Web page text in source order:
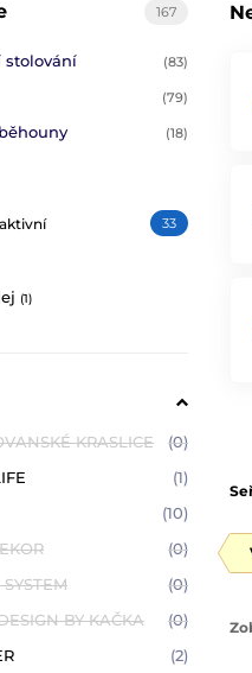
167
stolování (83)
(79)
(18)
33
(1)
KRASLICE
(0)
(1)
(10)
(0)
(0)
BY KAČKA
(0)
(2)